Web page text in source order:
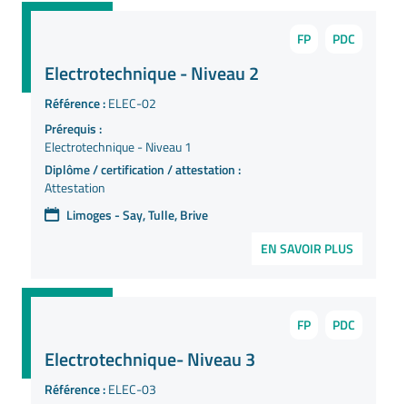
FP PDC
Electrotechnique - Niveau 2
Référence :ELEC-02
Prérequis :
Electrotechnique - Niveau 1
Diplôme / certification / attestation :
Attestation
Limoges - Say, Tulle, Brive
EN SAVOIR PLUS
FP PDC
Electrotechnique- Niveau 3
Référence :ELEC-03